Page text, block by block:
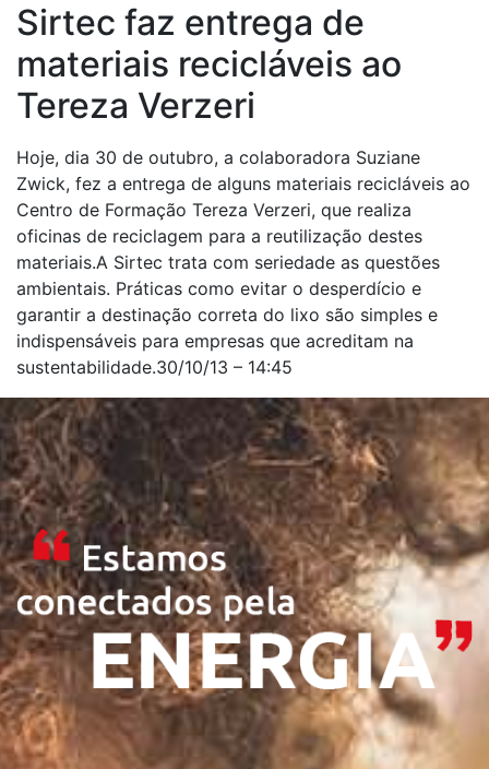
Sirtec faz entrega de
materiais recicláveis ao
Tereza Verzeri
Hoje, dia 30 de outubro, a colaboradora Suziane
Zwick, fez a entrega de alguns materiais recicláveis ao
Centro de Formação Tereza Verzeri, que realiza
oficinas de reciclagem para a reutilização destes
materiais.A Sirtec trata com seriedade as questões
ambientais. Práticas como evitar o desperdício e
garantir a destinação correta do lixo são simples e
indispensáveis para empresas que acreditam na
sustentabilidade.30/10/13 – 14:45